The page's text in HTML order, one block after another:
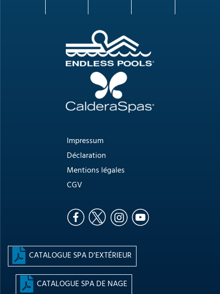
Impressum
Déclaration
Mentions légales
CGV
CATALOGUE SPA D'EXTÉRIEUR
CATALOGUE SPA DE NAGE